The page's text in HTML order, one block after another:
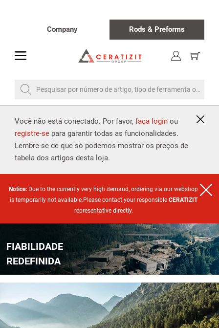
Company Rods & Preforms
toggle
Mostrar
o
Pesquisar por número de artigo, tipo de ferramenta ou
Você não está conectado. Por favor, faça login ou
registre-se para garantir todas as funcionalidades.
Lembre-se de que só podemos mostrar os preços de
tabela dos artigos desta loja.
Notice: Due to the currently very high demand, ordering via our webshop
is temporarily not available.Please contact your responsible CERATIZIT
representative directly.
FIABILIDADE
REDEFINIDA